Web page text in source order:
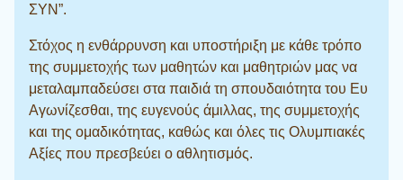
ΣΥΝ”.
Στόχος η ενθάρρυνση και υποστήριξη με κάθε τρόπο
της συμμετοχής των μαθητών και μαθητριών μας να
μεταλαμπαδεύσει στα παιδιά τη σπουδαιότητα του Ευ
Αγωνίζεσθαι, της ευγενούς άμιλλας, της συμμετοχής
και της ομαδικότητας, καθώς και όλες τις Ολυμπιακές
Αξίες που πρεσβεύει ο αθλητισμός.